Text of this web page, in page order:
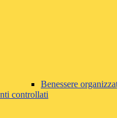
Benessere
controllati